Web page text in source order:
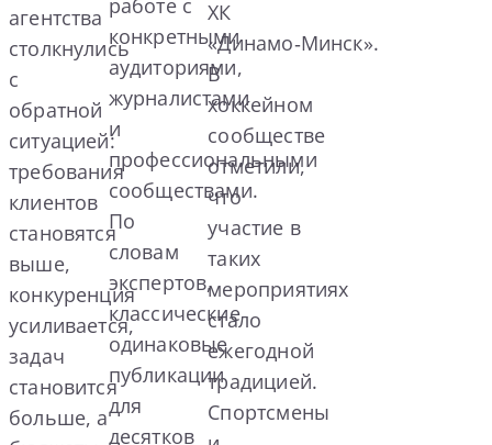
агентства
столкнулись
с
обратной
ситуацией:
требования
клиентов
становятся
выше,
конкуренция
усиливается,
задач
становится
больше, а
работе с
конкретными
аудиториями,
журналистами
и
профессиональными
сообществами.
По
словам
экспертов,
классические
одинаковые
публикации
для
десятков
ХК
«Динамо‑Минск».
В
хоккейном
сообществе
отметили,
что
участие в
таких
мероприятиях
стало
ежегодной
традицией.
Спортсмены